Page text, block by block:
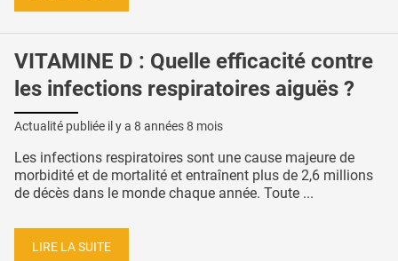
VITAMINE D : Quelle efficacité contre
les infections respiratoires aiguës ?
Actualité publiée il y a 8 années 8 mois
Les infections respiratoires sont une cause majeure de
morbidité et de mortalité et entraînent plus de 2,6 millions
de décès dans le monde chaque année. Toute ...
LIRE LA SUITE